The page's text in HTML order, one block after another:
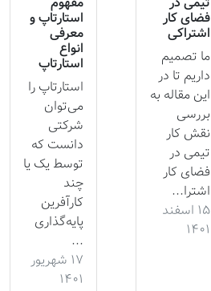
فضای کار
اشتراکی
ما تصمیم
داریم تا در
این مقاله به
بررسی
نقش کار
تیمی در
فضای کار
اشترا...
۱۵ اسفند
۱۴۰۱
استارتاپ و
معرفی
انواع
استارتاپ
استارتاپ را
می‌توان
شرکتی
دانست که
توسط یک یا
چند
کارآفرین
پایه‌گذاری
...
۱۷ شهریور
۱۴۰۱